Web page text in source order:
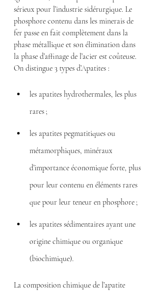
sérieux pour l’industrie sidérurgique. Le
phosphore contenu dans les minerais de
fer passe en fait complètement dans la
phase métallique et son élimination dans
la phase d’affinage de l’acier est coûteuse.
On distingue 3 types d’Apatites :
les apatites hydrothermales, les plus
rares ;
les apatites pegmatitiques ou
métamorphiques, minéraux
d’importance économique forte, plus
pour leur contenu en éléments rares
que pour leur teneur en phosphore ;
les apatites sédimentaires ayant une
origine chimique ou organique
(biochimique).
La composition chimique de l’apatite